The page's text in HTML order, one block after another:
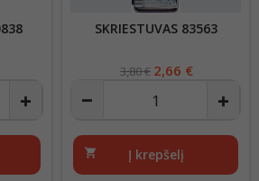
SKRIESTUVAS 83563
Regular
3,80 € Kaina
2,66 €
shopping_cart Į krepšelį